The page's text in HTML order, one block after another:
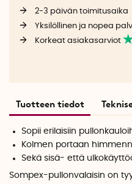
2-3 päivän toimitusaika
Yksilöllinen ja nopea
Korkeat asiakasarviot
Tuotteen tiedot
Sopii erilaisiin
Kolmen portaan
Sekä sisä- että
Sompex-pullonvalaisin on